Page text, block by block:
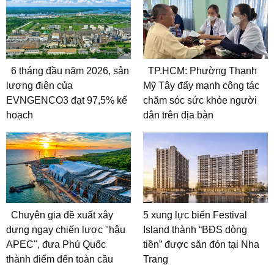
6 tháng đầu năm 2026, sản
lượng điện của
EVNGENCO3 đạt 97,5% kế
hoạch
TP.HCM: Phường Thạnh
Mỹ Tây đẩy mạnh công tác
chăm sóc sức khỏe người
dân trên địa bàn
Chuyên gia đề xuất xây
dựng ngay chiến lược "hậu
APEC", đưa Phú Quốc
thành điểm đến toàn cầu
5 xung lực biến Festival
Island thành “BĐS dòng
tiền” được săn đón tại Nha
Trang